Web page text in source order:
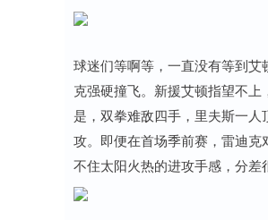
球迷们等啊等，一直没有等到艾
克强硬撞飞。新援艾顿指望不
是，双拳难敌四手，里夫斯一
攻。即便在首场季前赛，雷迪
不住太阳火热的进攻手感，分差